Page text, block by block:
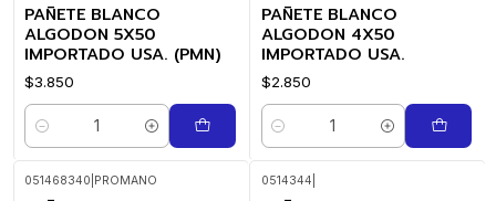
PAÑETE BLANCO
ALGODON 5X50
IMPORTADO USA. (PMN)
$3.850
Cantidad
PAÑETE BLANCO
ALGODON 4X50
IMPORTADO USA.
$2.850
Cantidad
051468340 PROMANO 0514344